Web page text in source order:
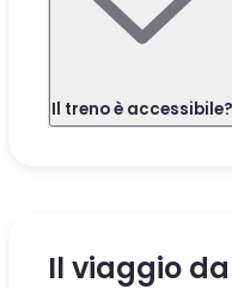
Il treno è accessibile?
Il viaggio